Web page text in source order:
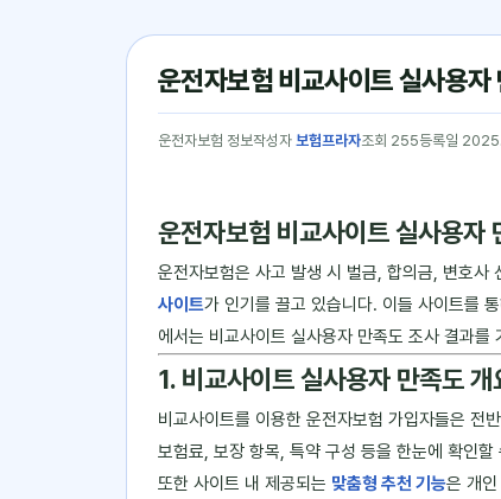
운전자보험 비교사이트 실사용자
운전자보험 정보작성자 보험프라자조회 255등록일
운전자보험 비교사이트 실사용자
운전자보험은 사고 발생 시 벌금, 합의금, 변호사
사이트가 인기를 끌고 있습니다. 이들 사이트를
에서는 비교사이트 실사용자 만족도 조사 결과
1. 비교사이트 실사용자 만족도 개
비교사이트를 이용한 운전자보험 가입자들은 전
보험료, 보장 항목, 특약 구성 등을 한눈에 확인
또한 사이트 내 제공되는 맞춤형 추천 기능은 개